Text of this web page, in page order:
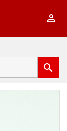

